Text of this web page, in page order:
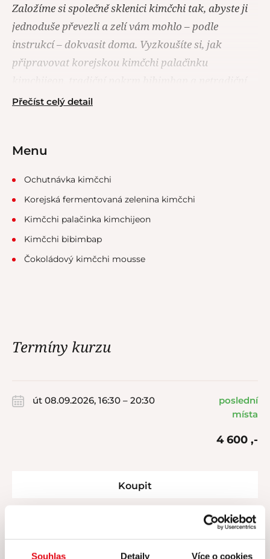
Souhlas Detaily Více o cookies
Založíme si společně sklenici kimčchi tak, abyste ji
jednoduše převezli a zelí vám mohlo – podle
instrukcí – dokvasit doma. Vyzkoušíte si, jak
připravovat korejskou kimčchi palačinku
čokoládový mousse s tajnou kimčchi ingrediencí.
Přečíst celý detail
Menu
Ochutnávka kimčchi
Korejská fermentovaná zelenina kimčchi
Kimčchi palačinka kimchijeon
Kimčchi bibimbap
Čokoládový kimčchi mousse
Termíny kurzu
út 08.09.2026, 16:30 – 20:30
poslední
místa
4 600 ,-
Koupit
volno
4 600 ,-